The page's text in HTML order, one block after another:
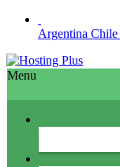
Argentina Chile
Menu